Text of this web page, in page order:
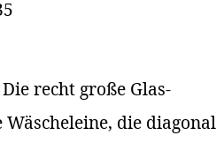
recht große Glas-
die diagonal